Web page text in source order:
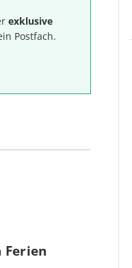
exklusive
Postfach.
Ferien